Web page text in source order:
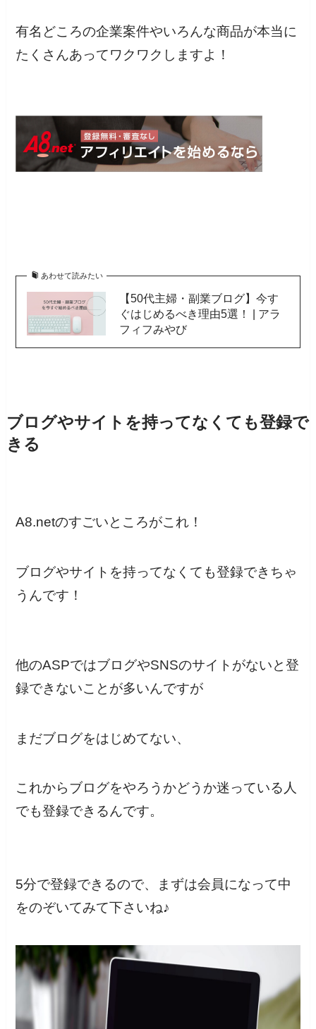
有名どころの企業案件やいろんな商品が本当に
たくさんあってワクワクしますよ！
あわせて読みたい
【50代主婦・副業ブログ】今す
ぐはじめるべき理由5選！ | アラ
フィフみやび
ブログやサイトを持ってなくても登録で
きる
A8.netのすごいところがこれ！
ブログやサイトを持ってなくても登録できちゃ
う んです！
他のASPではブログやSNSのサイトがないと登
録できないことが多いんですが
まだブログをはじめてない、
これからブログをやろうかどうか迷っている人
でも登録できるんです。
5分で登録できるので、まずは会員になって中
をのぞいてみて下さいね♪